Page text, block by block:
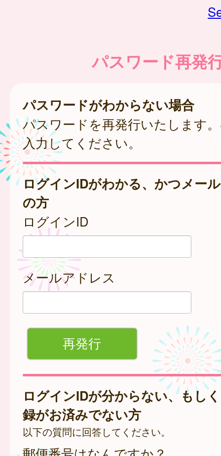
パスワード再発
パスワードがわからない場合
パスワードを再発行いたします
入力してください。
ログインIDがわかる、かつメー
の方
ログインID
メールアドレス
ログインIDが分からない、もし
録がお済みでない方
以下の質問に回答してください。